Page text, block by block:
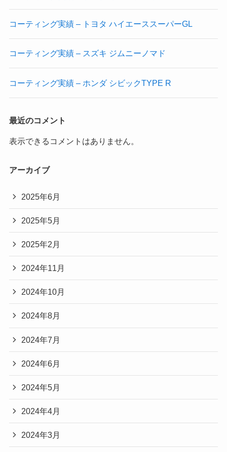
コーティング実績 – トヨタ ハイエーススーパーGL
コーティング実績 – スズキ ジムニーノマド
コーティング実績 – ホンダ シビックTYPE R
最近のコメント
表示できるコメントはありません。
アーカイブ
2025年6月
2025年5月
2025年2月
2024年11月
2024年10月
2024年8月
2024年7月
2024年6月
2024年5月
2024年4月
2024年3月